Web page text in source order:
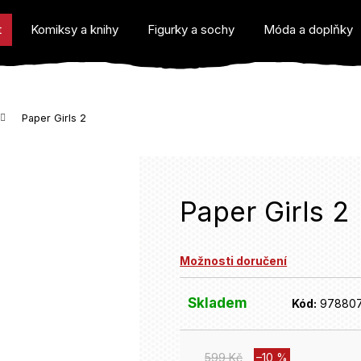
Komiksy a knihy Figurky a sochy Móda a doplňky
Paper Girls 2
Paper Girls 2
Možnosti doručení
Skladem Kód:
599 Kč –10 %